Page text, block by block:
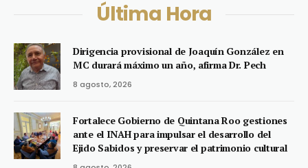
Última Hora
Dirigencia provisional de Joaquín González en
MC durará máximo un año, afirma Dr. Pech
8 agosto, 2026
Fortalece Gobierno de Quintana Roo gestiones
ante el INAH para impulsar el desarrollo del
Ejido Sabidos y preservar el patrimonio cultural